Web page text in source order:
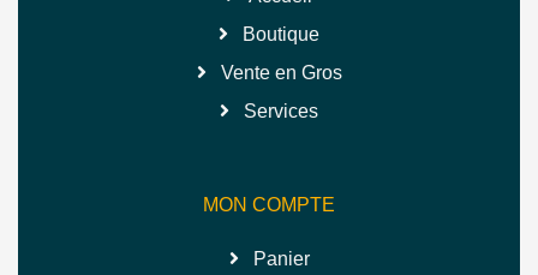
Boutique
Vente en Gros
Services
MON COMPTE
Panier